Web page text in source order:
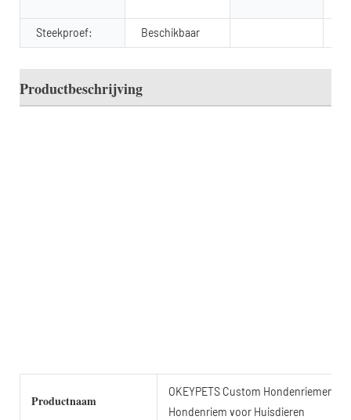
Steekproef: Beschikbaar
Productbeschrijving
Productnaam
OKEYPETS Custom Hondenriemen
Hondenriem voor Huisdieren